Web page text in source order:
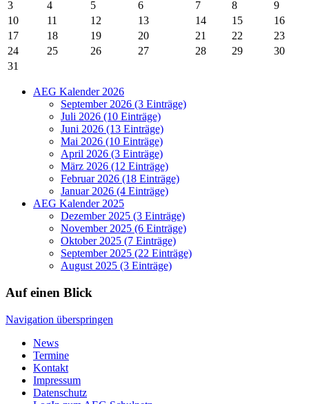
3
4 5 6 7 8
9
10
11 12 13 14 15
16
17
18 19 20 21 22
23
24
25 26 27 28 29
30
31
AEG Kalender 2026
September 2026 (3 Einträge)
Juli 2026 (10 Einträge)
Juni 2026 (13 Einträge)
Mai 2026 (10 Einträge)
April 2026 (3 Einträge)
März 2026 (12 Einträge)
Februar 2026 (18 Einträge)
Januar 2026 (4 Einträge)
AEG Kalender 2025
Dezember 2025 (3 Einträge)
November 2025 (6 Einträge)
Oktober 2025 (7 Einträge)
September 2025 (22 Einträge)
August 2025 (3 Einträge)
Auf einen Blick
Navigation überspringen
News
Termine
Kontakt
Impressum
Datenschutz